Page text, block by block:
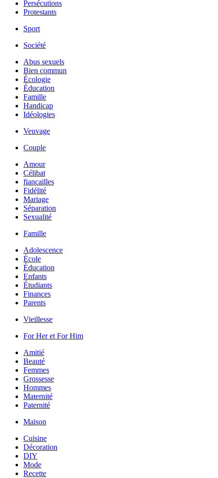
Persécutions
Protestants
Sport
Société
Abus sexuels
Bien commun
Écologie
Éducation
Famille
Handicap
Idéologies
Veuvage
Couple
Amour
Célibat
fiancailles
Fidélité
Mariage
Séparation
Sexualité
Famille
Adolescence
École
Éducation
Enfants
Étudiants
Finances
Parents
Vieillesse
For Her et For Him
Amitié
Beauté
Femmes
Grossesse
Hommes
Maternité
Paternité
Maison
Cuisine
Décoration
DIY
Mode
Recette